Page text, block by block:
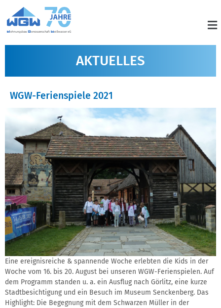
AKTUELLES
WGW-Ferienspiele 2021
Eine ereignisreiche & spannende Woche erlebten die Kids in der
Woche vom 16. bis 20. August bei unseren WGW-Ferienspielen. Auf
dem Programm standen u. a. ein Ausflug nach Görlitz, eine kurze
Stadtbesichtigung und ein Besuch im Museum Senckenberg. Das
Highlight: Die Begegnung mit dem Schwarzen Müller in der